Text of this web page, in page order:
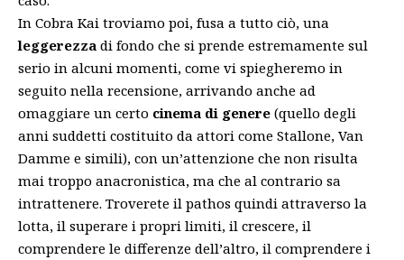
In Cobra Kai troviamo poi, fusa a tutto ciò, una
leggerezza di fondo che si prende estremamente sul
serio in alcuni momenti, come vi spiegheremo in
seguito nella recensione, arrivando anche ad
omaggiare un certo cinema di genere (quello degli
anni suddetti costituito da attori come Stallone, Van
Damme e simili), con un’attenzione che non risulta
mai troppo anacronistica, ma che al contrario sa
intrattenere. Troverete il pathos quindi attraverso la
lotta, il superare i propri limiti, il crescere, il
comprendere le differenze dell’altro, il comprendere i